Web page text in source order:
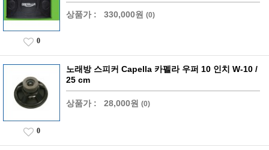
상품가 : 330,000원 (0)
0
노래방 스피커 Capella 카펠라 우퍼 10 인치 W-10 /
25 cm
상품가 : 28,000원 (0)
0